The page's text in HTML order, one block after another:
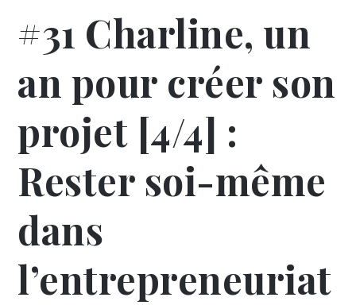
#31 Charline, un
an pour créer son
projet [4/4] :
Rester soi-même
dans
l’entrepreneuriat